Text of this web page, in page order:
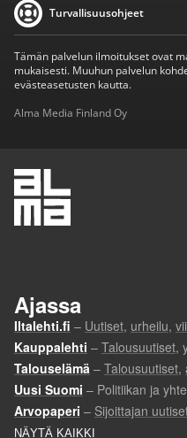
Turvallisuusohjeet
Tämän palvelun ilmoitukset ovat
mukaisesti. Muuhun palvelun
evästeasetusten kautta.
Alma Media Finland Oy